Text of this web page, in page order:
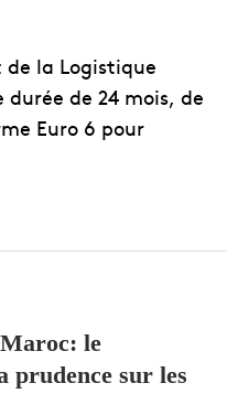
la Logistique
de 24 mois, de
Euro 6 pour
le
prudence sur les